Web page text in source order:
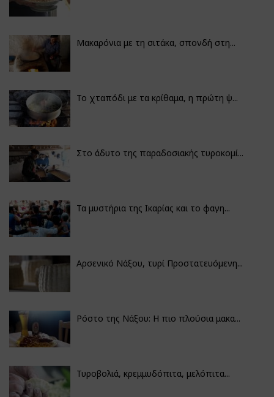
Μακαρόνια με τη σιτάκα, σπονδή στη...
Το χταπόδι με τα κρίθαμα, η πρώτη ψ...
Στο άδυτο της παραδοσιακής τυροκομί...
Τα μυστήρια της Ικαρίας και το φαγη...
Αρσενικό Νάξου, τυρί Προστατευόμενη...
Ρόστο της Νάξου: Η πιο πλούσια μακα...
Τυροβολιά, κρεμμυδόπιτα, μελόπιτα...